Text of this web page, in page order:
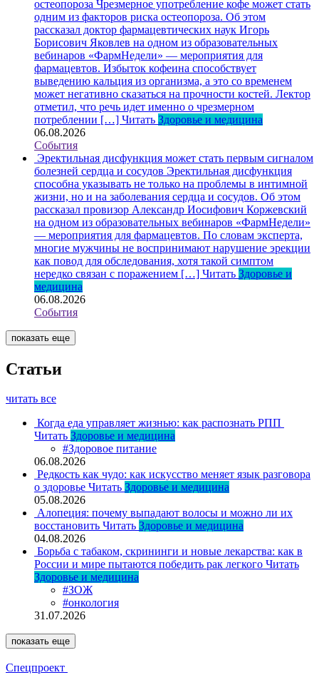
остеопороза Чрезмерное употребление кофе может стать
одним из факторов риска остеопороза. Об этом
рассказал доктор фармацевтических наук Игорь
Борисович Яковлев на одном из образовательных
вебинаров «ФармНедели» — мероприятия для
фармацевтов. Избыток кофеина способствует
выведению кальция из организма, а это со временем
может негативно сказаться на прочности костей. Лектор
отметил, что речь идет именно о чрезмерном
потреблении […] Читать Здоровье и медицина
06.08.2026
События
Эректильная дисфункция может стать первым сигналом
болезней сердца и сосудов Эректильная дисфункция
способна указывать не только на проблемы в интимной
жизни, но и на заболевания сердца и сосудов. Об этом
рассказал провизор Александр Иосифович Коржевский
на одном из образовательных вебинаров «ФармНедели»
— мероприятия для фармацевтов. По словам эксперта,
многие мужчины не воспринимают нарушение эрекции
как повод для обследования, хотя такой симптом
нередко связан с поражением […] Читать Здоровье и
медицина
06.08.2026
События
показать еще
Статьи
читать все
Когда еда управляет жизнью: как распознать РПП
Читать Здоровье и медицина
#Здоровое питание
06.08.2026
Редкость как чудо: как искусство меняет язык разговора
о здоровье Читать Здоровье и медицина
05.08.2026
Алопеция: почему выпадают волосы и можно ли их
восстановить Читать Здоровье и медицина
04.08.2026
Борьба с табаком, скрининги и новые лекарства: как в
России и мире пытаются победить рак легкого Читать
Здоровье и медицина
#ЗОЖ
#онкология
31.07.2026
показать еще
Спецпроект